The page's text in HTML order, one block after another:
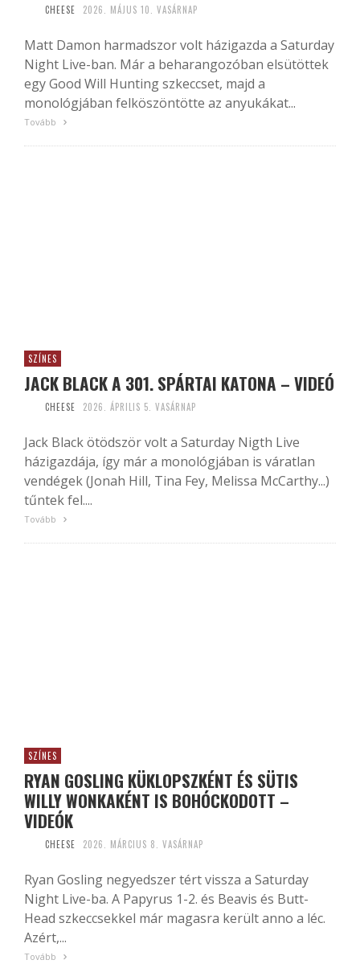
CHEESE 2026. MÁJUS 10. VASÁRNAP
Matt Damon harmadszor volt házigazda a Saturday
Night Live-ban. Már a beharangozóban elsütöttek
egy Good Will Hunting szkeccset, majd a
monológjában felköszöntötte az anyukákat...
Tovább
SZÍNES
JACK BLACK A 301. SPÁRTAI KATONA – VIDEÓ
CHEESE 2026. ÁPRILIS 5. VASÁRNAP
Jack Black ötödször volt a Saturday Nigth Live
házigazdája, így már a monológjában is váratlan
vendégek (Jonah Hill, Tina Fey, Melissa McCarthy...)
tűntek fel....
Tovább
SZÍNES
RYAN GOSLING KÜKLOPSZKÉNT ÉS SÜTIS
WILLY WONKAKÉNT IS BOHÓCKODOTT –
VIDEÓK
CHEESE 2026. MÁRCIUS 8. VASÁRNAP
Ryan Gosling negyedszer tért vissza a Saturday
Night Live-ba. A Papyrus 1-2. és Beavis és Butt-
Head szkeccsekkel már magasra került anno a léc.
Azért,...
Tovább